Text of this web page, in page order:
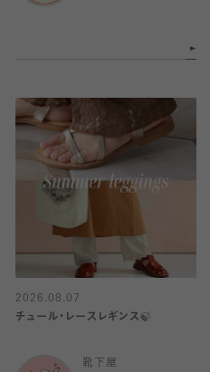
2026.08.07
チュール・レースレギンス🍃
靴下屋